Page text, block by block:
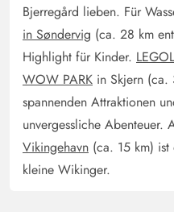
Bjerregård lieben. Für
in Søndervig (ca. 28 km
Highlight für Kinder.
WOW PARK in Skjern
spannenden Attraktionen
unvergessliche Abenteuer.
Vikingehavn (ca. 15 km)
kleine Wikinger.